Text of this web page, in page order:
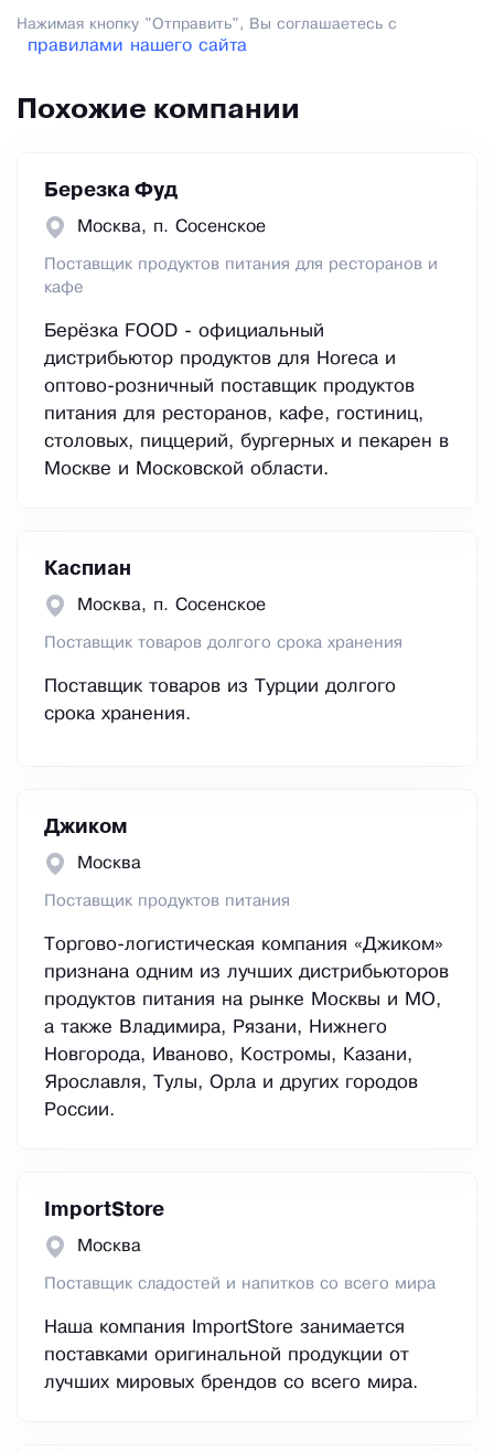
Нажимая кнопку "Отправить", Вы соглашаетесь с
правилами нашего сайта
Похожие компании
Березка Фуд
Москва, п. Сосенское
Поставщик продуктов питания для ресторанов и
кафе
Берёзка FOOD - официальный
дистрибьютор продуктов для Horeca и
оптово-розничный поставщик продуктов
питания для ресторанов, кафе, гостиниц,
столовых, пиццерий, бургерных и пекарен в
Москве и Московской области.
Каспиан
Москва, п. Сосенское
Поставщик товаров долгого срока хранения
Поставщик товаров из Турции долгого
срока хранения.
Джиком
Москва
Поставщик продуктов питания
Торгово-логистическая компания «Джиком»
признана одним из лучших дистрибьюторов
продуктов питания на рынке Москвы и МО,
а также Владимира, Рязани, Нижнего
Новгорода, Иваново, Костромы, Казани,
Ярославля, Тулы, Орла и других городов
России.
ImportStore
Москва
Поставщик сладостей и напитков со всего мира
Наша компания ImportStore занимается
поставками оригинальной продукции от
лучших мировых брендов со всего мира.